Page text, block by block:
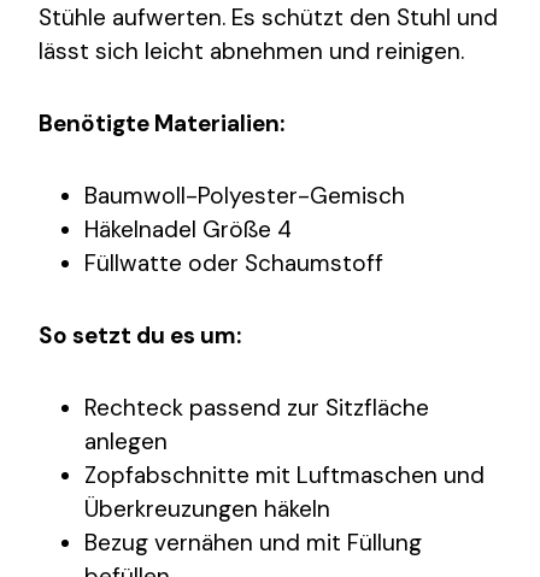
Stühle aufwerten. Es schützt den Stuhl und
lässt sich leicht abnehmen und reinigen.
Benötigte Materialien:
Baumwoll-Polyester-Gemisch
Häkelnadel Größe 4
Füllwatte oder Schaumstoff
So setzt du es um:
Rechteck passend zur Sitzfläche
anlegen
Zopfabschnitte mit Luftmaschen und
Überkreuzungen häkeln
Bezug vernähen und mit Füllung